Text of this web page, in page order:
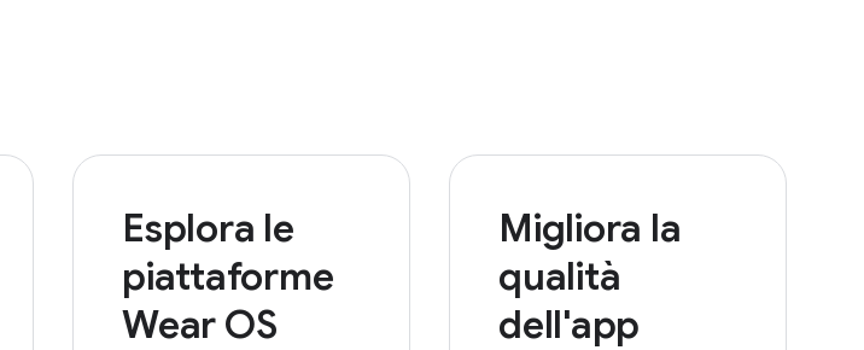
Esplora le
piattaforme
Wear OS
Migliora la
qualità
dell'app